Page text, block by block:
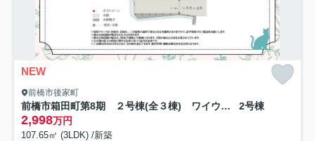
NEW
前橋市後家町
前橋市箱田町第8期 ２号棟(全３棟) ワイウッドコート 新築建売分譲 2号棟
2,998万円
107.65㎡ (3LDK) /新築